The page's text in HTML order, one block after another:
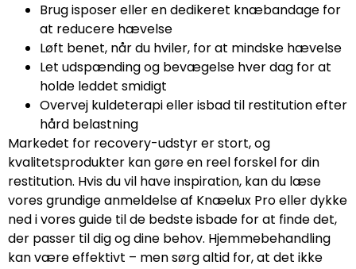
Brug isposer eller en dedikeret knæbandage for
at reducere hævelse
Løft benet, når du hviler, for at mindske hævelse
Let udspænding og bevægelse hver dag for at
holde leddet smidigt
Overvej kuldeterapi eller isbad til restitution efter
hård belastning
Markedet for recovery-udstyr er stort, og
kvalitetsprodukter kan gøre en reel forskel for din
restitution. Hvis du vil have inspiration, kan du læse
vores grundige anmeldelse af Knæelux Pro eller dykke
ned i vores guide til de bedste isbade for at finde det,
der passer til dig og dine behov. Hjemmebehandling
kan være effektivt – men sørg altid for, at det ikke